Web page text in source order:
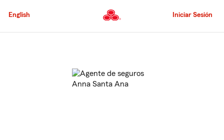
al
principal
English Iniciar Sesión